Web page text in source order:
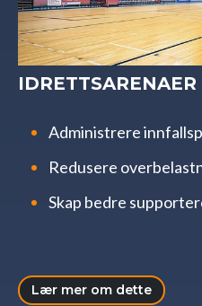
IDRETTSARENAER
Administrere
Redusere
Skap bedre
Lær mer om dette